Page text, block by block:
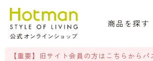
商品を探す
【重要】旧サイト会員の方はこちらから